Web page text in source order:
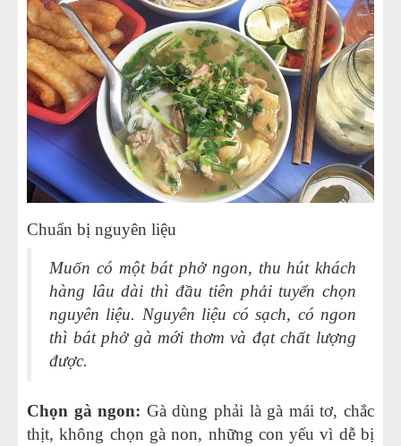
33-Nồi nấu phở bằng điện 200 lít
34-Nồi nấu phở inox bằng điện
35-Nồi nấu phở bằng điện
Chuẩn bị nguyên liệu
Muốn có một bát phở ngon, thu hút khách
hàng lâu dài thì đầu tiên phải tuyển chọn
nguyên liệu. Nguyên liệu có sạch, có ngon
thì bát phở gà mới thơm và đạt chất lượng
được.
Chọn gà ngon: Gà dùng phải là gà mái tơ, chắc
thịt, không chọn gà non, những con yếu vì dễ bị